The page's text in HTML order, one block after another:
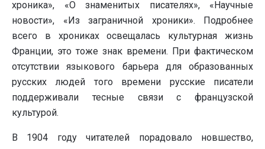
хроника», «О знаменитых писателях», «Научные
новости», «Из заграничной хроники». Подробнее
всего в хрониках освещалась культурная жизнь
Франции, это тоже знак времени. При фактическом
отсутствии языкового барьера для образованных
русских людей того времени русские писатели
поддерживали тесные связи с французской
культурой.
В 1904 году читателей порадовало новшество,